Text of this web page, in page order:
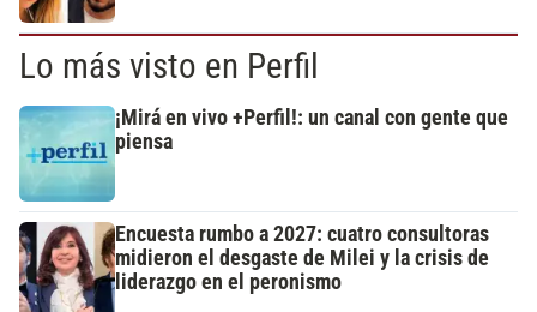
Lo más visto en Perfil
¡Mirá en vivo +Perfil!: un canal con gente que
piensa
Encuesta rumbo a 2027: cuatro consultoras
midieron el desgaste de Milei y la crisis de
liderazgo en el peronismo